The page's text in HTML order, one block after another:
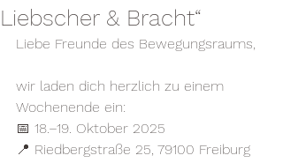
Liebscher & Bracht“
Liebe Freunde des Bewegungsraums,
wir laden dich herzlich zu einem
Wochenende ein:
📅 18.–19. Oktober 2025
📍 Riedbergstraße 25, 79100 Freiburg